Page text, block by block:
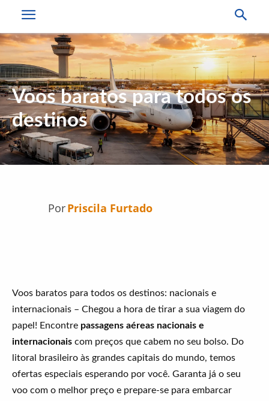
Voos baratos para todos os
destinos
PorPriscila Furtado
Voos baratos para todos os destinos: nacionais e
internacionais – Chegou a hora de tirar a sua viagem do
papel! Encontre passagens aéreas nacionais e
internacionais com preços que cabem no seu bolso. Do
litoral brasileiro às grandes capitais do mundo, temos
ofertas especiais esperando por você. Garanta já o seu
voo com o melhor preço e prepare-se para embarcar